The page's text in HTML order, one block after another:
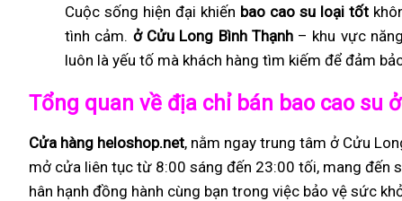
Cuộc sống hiện đại khiến bao cao su loại tốt
tình cảm. ở Cửu Long Bình Thạnh– khu vực
luôn là yếu tố mà khách hàng tìm kiếm để đảm
Tổng quan về địa chỉ bán bao cao su
Cửa hàng heloshop.net, nằm ngay trung tâm ở Cửu
mở cửa liên tục từ 8:00 sáng đến 23:00 tối, mang đến
hân hạnh đồng hành cùng bạn trong việc bảo vệ sức